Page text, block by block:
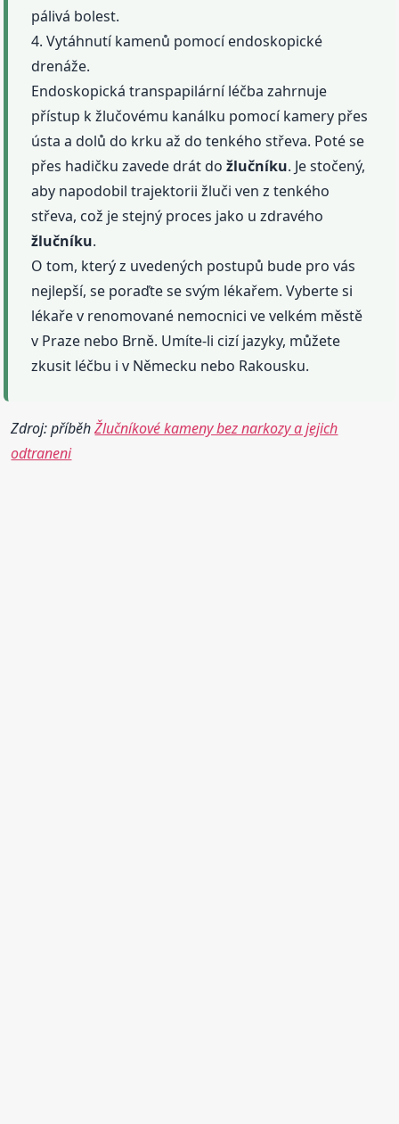
pálivá bolest.
4. Vytáhnutí kamenů pomocí endoskopické
drenáže.
Endoskopická transpapilární léčba zahrnuje
přístup k žlučovému kanálku pomocí kamery přes
ústa a dolů do krku až do tenkého střeva. Poté se
přes hadičku zavede drát dožlučníku. Je stočený,
aby napodobil trajektorii žluči ven z tenkého
střeva, což je stejný proces jako u zdravého
žlučníku.
O tom, který z uvedených postupů bude pro vás
nejlepší, se poraďte se svým lékařem. Vyberte si
lékaře v renomované nemocnici ve velkém městě
v Praze nebo Brně. Umíte-li cizí jazyky, můžete
zkusit léčbu i v Německu nebo Rakousku.
Zdroj: příběhŽlučníkové kameny bez narkozy a jejich
odtraneni